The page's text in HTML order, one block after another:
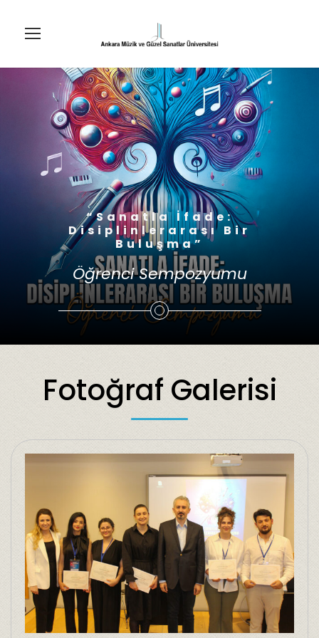
“Sanatla İfade:
Disiplinlerarası Bir
Buluşma”
Öğrenci Sempozyumu
Fotoğraf Galerisi